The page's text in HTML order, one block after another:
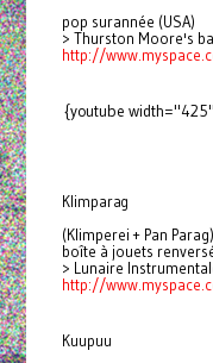
pop surannée (USA)
> Thurston Moore's
http://
{youtube
Klimparag
(Klimperei + Pan Parag)
boîte à jouets
> Lunaire
http://
Kuupuu